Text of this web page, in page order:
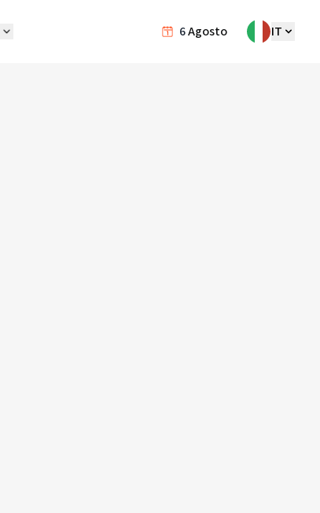
6Agosto IT